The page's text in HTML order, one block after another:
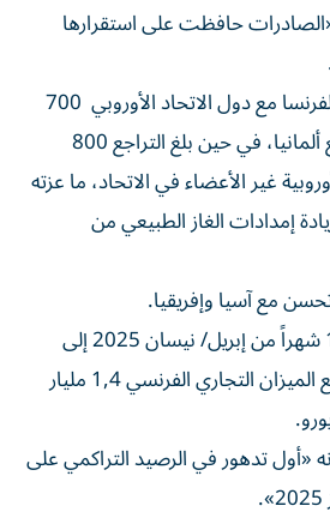
حافظت على استقرارها
وتراجَع الميزان التجاري لفرنسا مع دول الاتحاد الأوروبي 700
مليون يورو، خصوصاً مع ألمانيا، في حين بلغ التراجع 800
غير الأعضاء في الاتحاد، ما عزته
إمدادات الغاز الطبيعي من
مع آسيا وإفريقيا.
وخلال الفترة الممتدة 12 شهراً من إبريل/ نيسان 2025 إلى
مارس/ آذار 2026، تراجع الميزان التجاري الفرنسي 1,4 مليار
«أول تدهور في الرصيد التراكمي على